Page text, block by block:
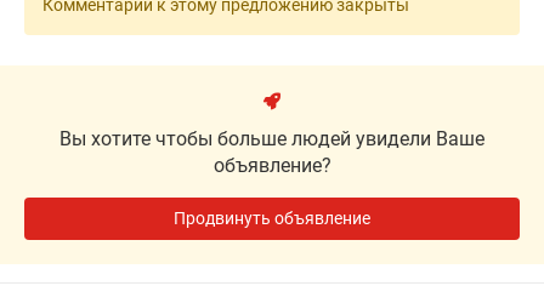
Комментарии к этому предложению закрыты
Вы хотите чтобы больше людей увидели Ваше
объявление?
Продвинуть объявление